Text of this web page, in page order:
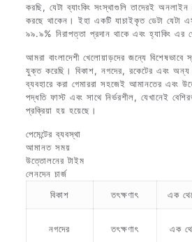
করছি, যেটা ব্যাংকিং সংস্থাগুলি তাদেরই
করছে থাকেন। ইহা একটি যাচাইকৃত ডেটা যেটা
৯৯.৯% নিরাপত্তা প্রদান থাকে এবং হ্যাকিং এর
আমরা বাংলাদেশী খেলোয়াড়দের জন্যে বিশেষভাবে
যুক্ত করেছি। বিকাশ, নগদের, রকেটের এবং অন্য
ব্যবহারে করা গেমাররা সহজেই আমানতের এবং
পদ্ধতি ফাস্ট এবং সাথে নির্ভরশীল, যেখানেই
প্রক্রিয়া হয় হয়েছে।
পেমেন্টের ব্যবস্থা
আমানত সময়
উত্তোলনের টাইম
লেনদেন চার্জ
বিকাশ
তৎক্ষণাৎ এক
নগদের তৎক্ষণাৎ এক